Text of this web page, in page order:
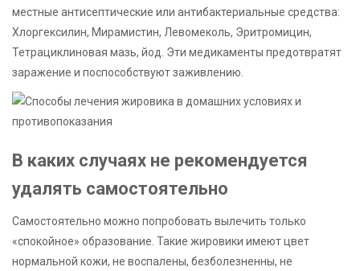
местные антисептические или антибактериальные средства:
Хлоргексилин, Мирамистин, Левомеколь, Эритромицин,
Тетрациклиновая мазь, йод. Эти медикаменты предотвратят
заражение и поспособствуют заживлению.
В каких случаях не рекомендуется
удалять самостоятельно
Самостоятельно можно попробовать вылечить только
«спокойное» образование. Такие жировики имеют цвет
нормальной кожи, не воспалены, безболезненны, не